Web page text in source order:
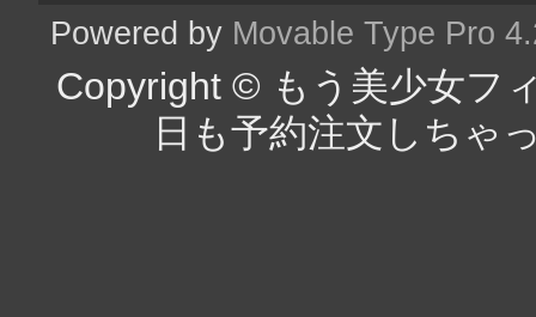
Powered by Movable Type Pro
Copyright © もう美少女フ
日も予約注文しちゃ